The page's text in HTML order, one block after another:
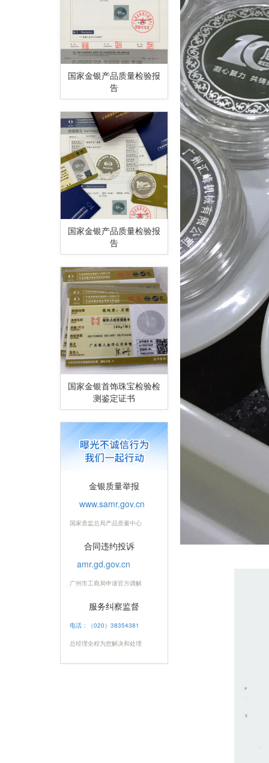
国家金银产品质量检验报
告
国家金银产品质量检验报
告
国家金银首饰珠宝检验检
测鉴定证书
金银质量举报
www.samr.gov.cn
国家质监总局产品质量中心
合同违约投诉
amr.gd.gov.cn
广州市工商局申请官方调解
服务纠察监督
电话：（020）38354381
总经理全程为您解决和处理